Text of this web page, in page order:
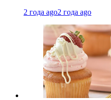
2 года ago2 года ago